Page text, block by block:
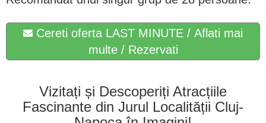
Cereti oferta LAST MINUTE / Aflati mai
multe / Rezervati
Vizitați și Descoperiți Atracțiile
Fascinante din Jurul Localității Cluj-